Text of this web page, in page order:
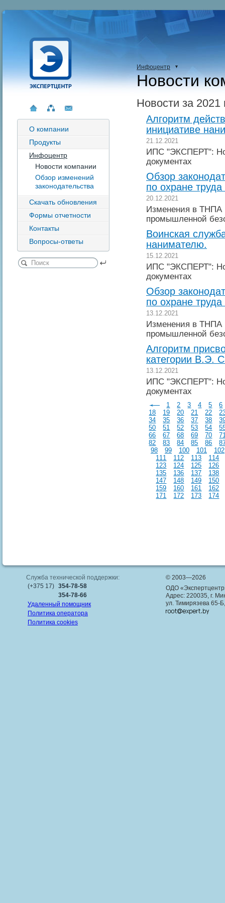
О компании
Продукты
Инфоцентр
Новости компании
Обзор изменений
законодательства
Скачать обновления
Формы отчетности
Контакты
Вопросы-ответы
Инфоцентр
Новости
Новости за 2021
Алгоритм
инициативе
21.12.2021
ИПС "ЭКСПЕРТ":
документах
Обзор
по охране
20.12.2021
Изменения в ТНПА
промышленной
Воинская
нанимателю.
15.12.2021
ИПС "ЭКСПЕРТ":
документах
Обзор
по охране
13.12.2021
Изменения в ТНПА
промышленной
Алгоритм
категории В.Э.
13.12.2021
ИПС "ЭКСПЕРТ":
документах
1 2 3 4 5
6
18
19 20 21 22
34
35 36 37 38
50
51 52 53 54
66
67 68 69 70
82
83 84 85 86
98
99 100 101
102
111
112 113
114
123
124 125
126
135
136 137
138
147
148 149
150
159
160 161
162
171
172 173 174
Служба технической поддержки:
(+375 17) 354-78-58
354-78-66
Удаленный помощник
Политика оператора
Политика cookies
© 2003—2026
ОДО
Адрес: 220035, г.
ул. Тимирязева 65-